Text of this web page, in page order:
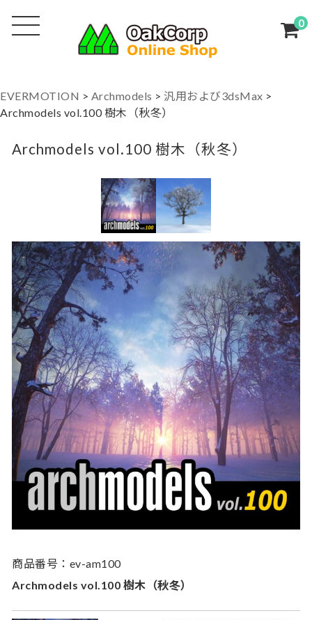
0
EVERMOTION > Archmodels > 汎用および3dsMax >
Archmodels vol.100 樹木（秋冬）
Archmodels vol.100 樹木（秋冬）
商品番号：ev-am100
Archmodels vol.100 樹木（秋冬）